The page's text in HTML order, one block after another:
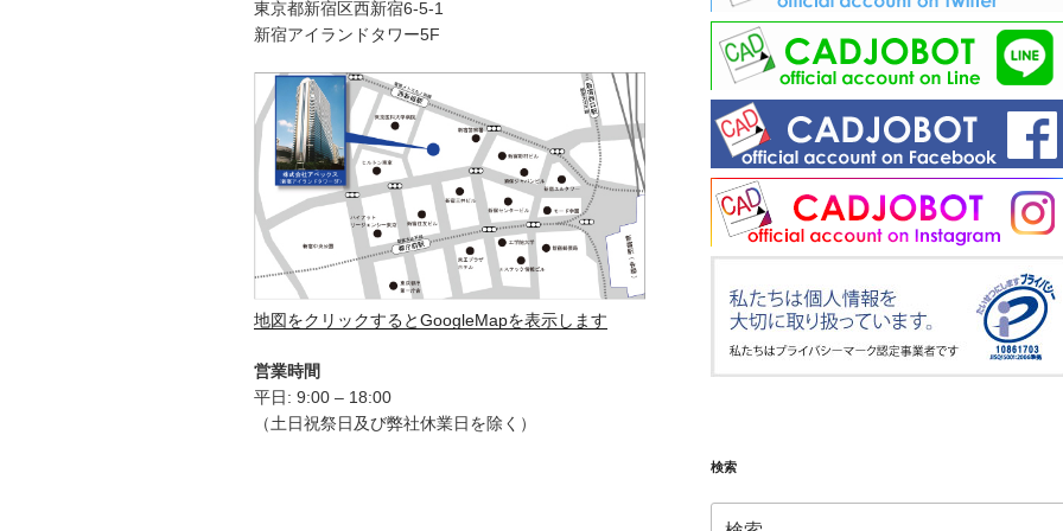
東京都新宿区西新宿6-5-1
新宿アイランドタワー5F
地図をクリックするとGoogleMapを表示します
営業時間
平日: 9:00 – 18:00
（土日祝祭日及び弊社休業日を除く）
検索